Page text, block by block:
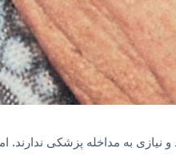
نیازی به مداخله پزشکی